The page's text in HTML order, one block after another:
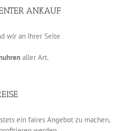
ANKAUF
wir an Ihrer Seite
aller Art.
ein faires Angebot zu machen,